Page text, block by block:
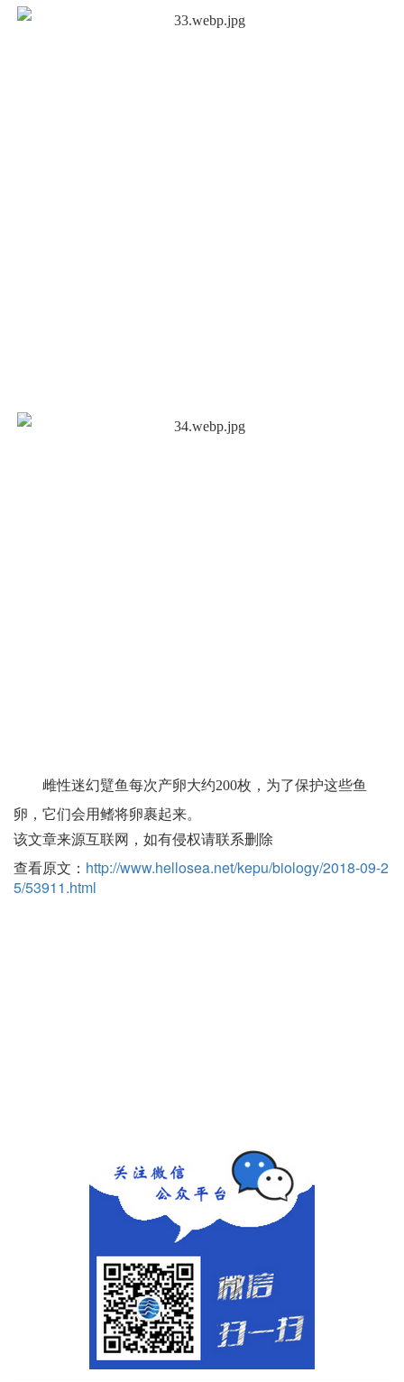
雌性迷幻躄鱼每次产卵大约200枚，为了保护这些鱼
卵，它们会用鳍将卵裹起来。
该文章来源互联网，如有侵权请联系删除
查看原文： http://www.hellosea.net/kepu/biology/2018-09-2
5/53911.html